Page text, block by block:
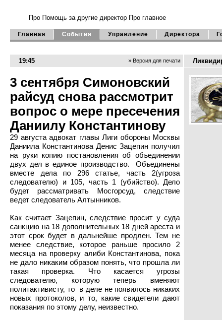
Про Помощь за другие директор Про главное
Главная События Управление Директора
19:45 » Версия для печати
3 сентября Симоновский
райсуд снова рассмотрит
вопрос о мере пресечения
Даниилу Константинову
29 августа адвокат главы Лиги обороны Москвы
Даниила Константинова Денис Зацепин получил
на руки копию постановления об объединении
двух дел в единое производство. Объединены
вместе дела по 296 статье, часть 2(угроза
следователю) и 105, часть 1 (убийство). Дело
будет рассматривать Мосгорсуд, следствие
ведет следователь Алтынников.
Как считает Зацепин, следствие просит у суда
санкцию на 18 дополнительных 18 дней ареста и
этот срок будет в дальнейше продлен. Тем не
менее следствие, которое раньше просило 2
месяца на проверку алиби Константинова, пока
не дало никаким образом понять, что прошла ли
такая проверка. Что касается угрозы
следователю, которую теперь вменяют
политактивисту, то в деле не появилось никаких
новых протоколов, и то, какие свидетели дают
показания по этому делу, неизвестно.